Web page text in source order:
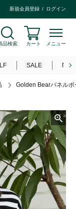
新規会員登録 ログイン
品検索 カート メニュー
SALE
Golden Bearパネル